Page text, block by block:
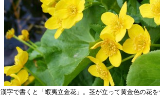
漢字で書くと「蝦夷立金花」。茎が立って黄金色の花